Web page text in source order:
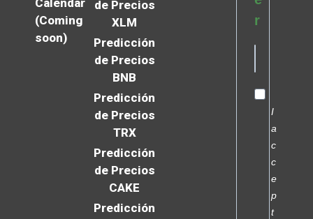
Calendar
(Coming
soon)
de Precios
XLM
Predicción
de Precios
BNB
Predicción
de Precios
TRX
Predicción
de Precios
CAKE
Predicción
r
I
a
c
c
e
p
t